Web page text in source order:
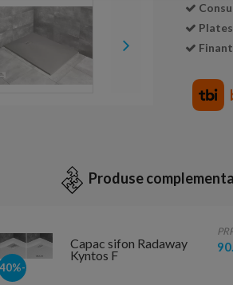
Produse
-40%
Capac sifon Radaway
Kyntos F